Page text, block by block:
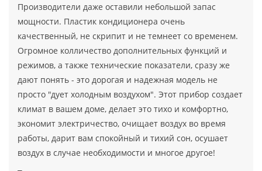
Производители даже оставили небольшой запас
мощности. Пластик кондиционера очень
качественный, не скрипит и не темнеет со временем.
Огромное колличество дополнительных функций и
режимов, а также технические показатели, сразу же
дают понять - это дорогая и надежная модель не
просто "дует холодным воздухом". Этот прибор создает
климат в вашем доме, делает это тихо и комфортно,
экономит электричество, очищает воздух во время
работы, дарит вам спокойный и тихий сон, осушает
воздух в случае необходимости и многое другое!